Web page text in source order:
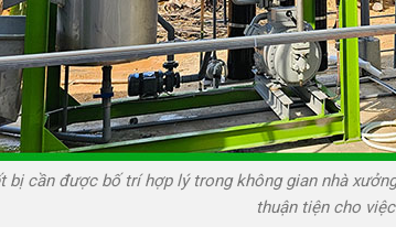
bị cần được bố trí hợp lý trong không gian nhà
thuận tiện cho